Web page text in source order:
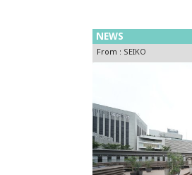
年に竣工された二代目
NEWS
From : SEIKO